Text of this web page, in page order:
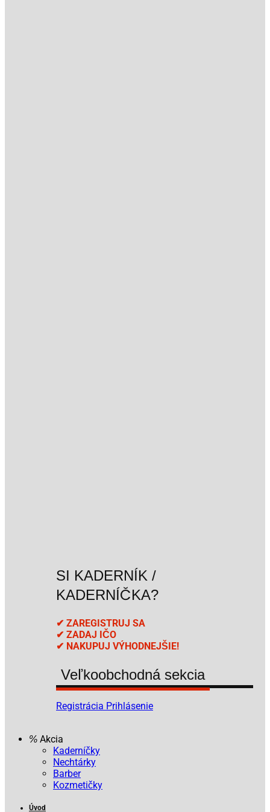
SI KADERNÍK /
KADERNÍČKA?
✔ ZAREGISTRUJ SA
✔ ZADAJ IČO
✔ NAKUPUJ VÝHODNEJŠIE!
Veľkoobchodná sekcia
Registrácia Prihlásenie
Akcia
Kaderníčky
Nechtárky
Barber
Kozmetičky
Úvod